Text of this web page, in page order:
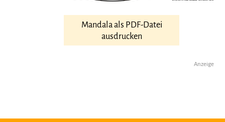
Mandala als PDF-Datei
ausdrucken
Anzeige